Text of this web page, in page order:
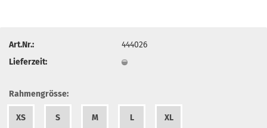
Art.Nr.:
444026
Lieferzeit:
Rahmengrösse:
XS S M L XL